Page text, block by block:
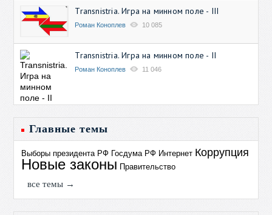
Transnistria. Игра на минном поле - III
Роман Коноплев 10 085
Transnistria. Игра на минном поле - II
Роман Коноплев 11 046
Главные темы
Выборы президента РФ Госдума РФ Интернет Коррупция
Новые законы Правительство
все темы →